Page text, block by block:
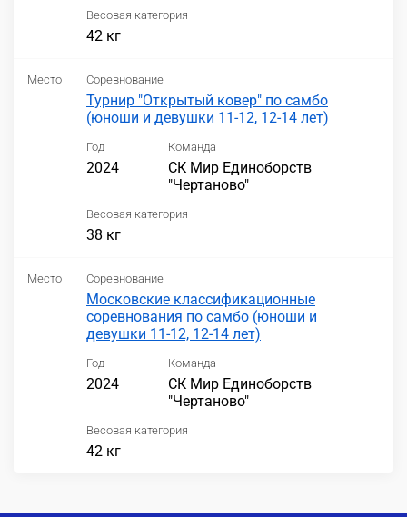
Весовая категория
42 кг
Место Соревнование
Турнир "Открытый ковер" по самбо
(юноши и девушки 11-12, 12-14 лет)
Год
2024
Команда
СК Мир Единоборств
"Чертаново"
Весовая категория
38 кг
Место Соревнование
Московские классификационные
соревнования по самбо (юноши и
девушки 11-12, 12-14 лет)
Год
2024
Команда
СК Мир Единоборств
"Чертаново"
Весовая категория
42 кг